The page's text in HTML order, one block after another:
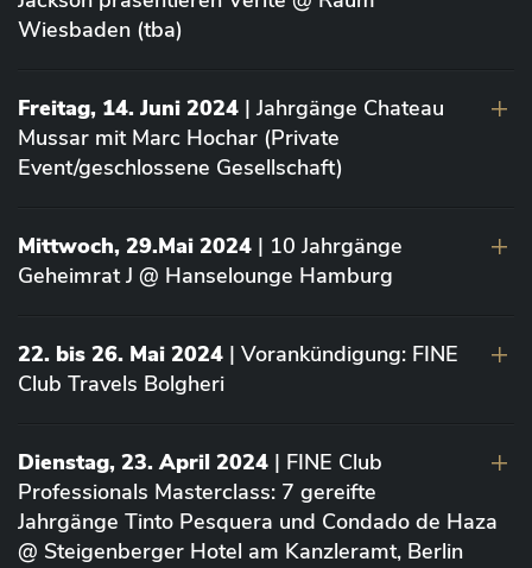
Wiesbaden (tba)
Freitag, 14. Juni 2024 | Jahrgänge Chateau
Mussar mit Marc Hochar (Private
Event/geschlossene Gesellschaft)
Mittwoch, 29.Mai 2024 | 10 Jahrgänge
Geheimrat J @ Hanselounge Hamburg
22. bis 26. Mai 2024 | Vorankündigung: FINE
Club Travels Bolgheri
Dienstag, 23. April 2024 | FINE Club
Professionals Masterclass: 7 gereifte
Jahrgänge Tinto Pesquera und Condado de Haza
@ Steigenberger Hotel am Kanzleramt, Berlin